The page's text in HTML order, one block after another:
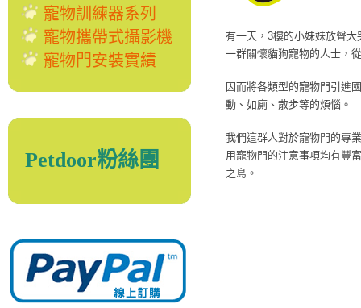
寵物訓練器系列
寵物攜帶式攝影機
寵物門安裝實績
Petdoor粉絲團
有一天，3樓的小妹妹放聲
一群關懷貓狗寵物的人士，
因而將各類型的寵物門引進
動、如廁、散步等的煩惱。
我們這群人對於寵物門的專
用寵物門的注意事項均有豐
之島。